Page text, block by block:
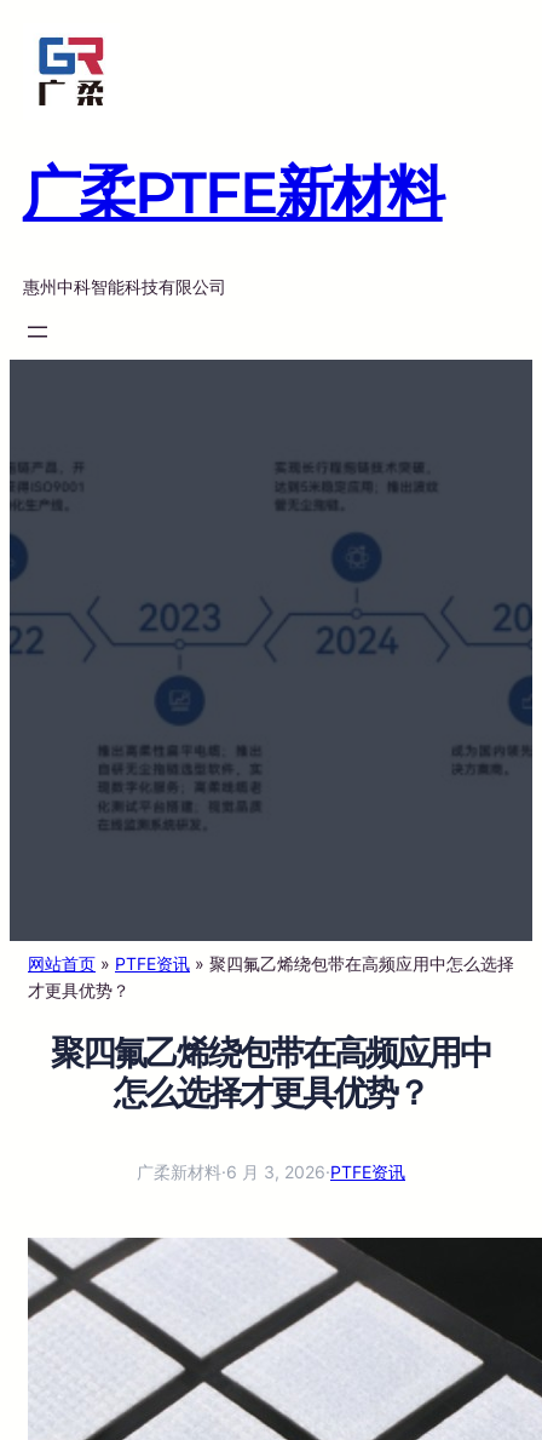
广柔PTFE新材料
惠州中科智能科技有限公司
网站首页 » PTFE资讯 » 聚四氟乙烯绕包带在高频应用中怎么选择
才更具优势？
聚四氟乙烯绕包带在高频应用中
怎么选择才更具优势？
广柔新材料·6 月 3, 2026·PTFE资讯